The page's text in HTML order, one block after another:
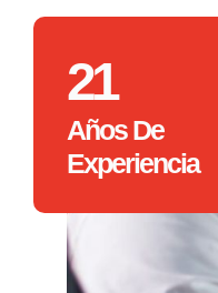
21
Años De
Experiencia